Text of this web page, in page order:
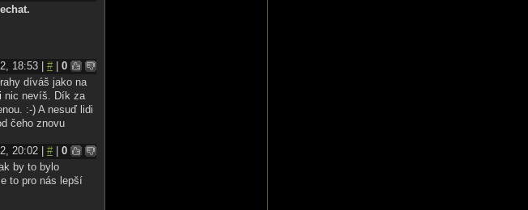
18:53 | #| 0
díváš jako na
nic nevíš. Dík za
:-) A nesuď lidi
čeho znovu
20:02 | #| 0
by to bylo
to pro nás lepší